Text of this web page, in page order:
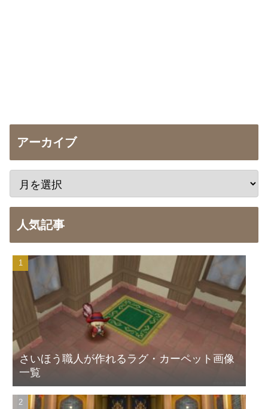
アーカイブ
人気記事
さいほう職人が作れるラグ・カーペット画像
一覧